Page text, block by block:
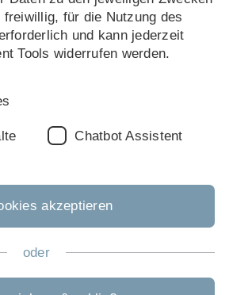
challenge of quantifying skiing exposure
für die Nutzung des
und kann jederzeit
Tools widerrufen werden.
Chatbot Assistent
akzeptieren
oder